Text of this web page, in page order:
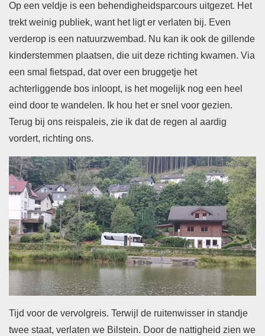
Op een veldje is een behendigheidsparcours uitgezet. Het
trekt weinig publiek, want het ligt er verlaten bij. Even
verderop is een natuurzwembad. Nu kan ik ook de gillende
kinderstemmen plaatsen, die uit deze richting kwamen. Via
een smal fietspad, dat over een bruggetje het
achterliggende bos inloopt, is het mogelijk nog een heel
eind door te wandelen. Ik hou het er snel voor gezien.
Terug bij ons reispaleis, zie ik dat de regen al aardig
vordert, richting ons.
Tijd voor de vervolgreis. Terwijl de ruitenwisser in standje
twee staat, verlaten we Bilstein. Door de nattigheid zien we